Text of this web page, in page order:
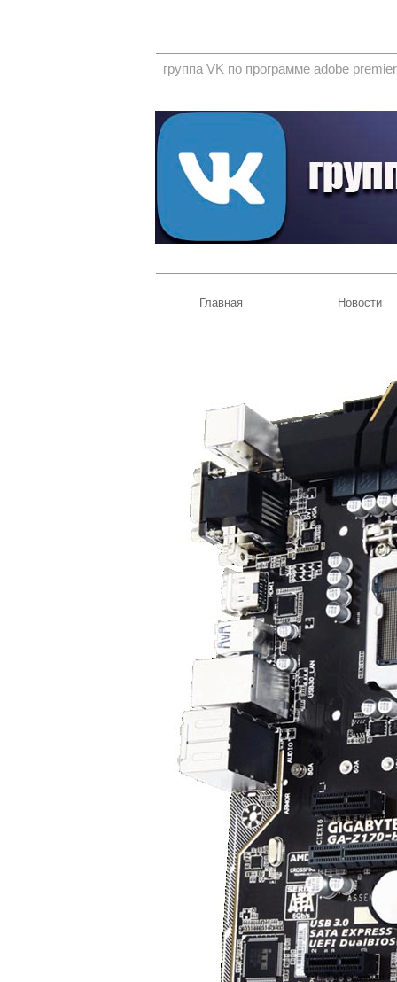
группа VK по программе adobe
Главная Новости